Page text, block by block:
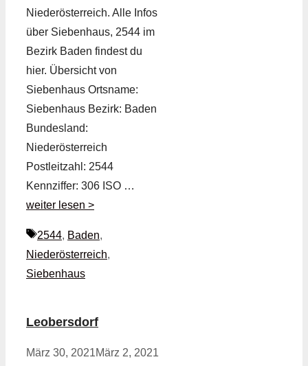
Niederösterreich. Alle Infos
über Siebenhaus, 2544 im
Bezirk Baden findest du
hier. Übersicht von
Siebenhaus Ortsname:
Siebenhaus Bezirk: Baden
Bundesland:
Niederösterreich
Postleitzahl: 2544
Kennziffer: 306 ISO …
weiter lesen >
Schlagwörter
2544, Baden,
Niederösterreich,
Siebenhaus
Leobersdorf
März 30, 2021März 2, 2021